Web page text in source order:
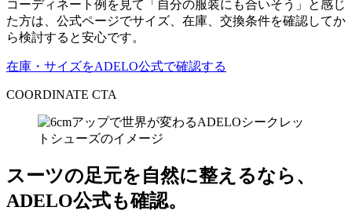
コーディネート例を見て「自分の服装にも合いそう」と感じ
た方は、公式ページでサイズ、在庫、交換条件を確認してか
ら検討すると安心です。
在庫・サイズをADELO公式で確認する
COORDINATE CTA
スーツの足元を自然に整えるなら、
ADELO公式も確認。